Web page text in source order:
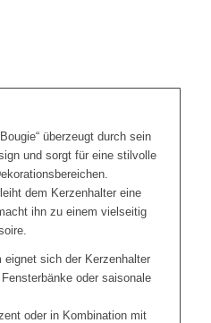
überzeugt durch sein
und sorgt für eine stilvolle
dem Kerzenhalter eine
ihn zu einem vielseitig
eignet sich der Kerzenhalter
oder saisonale
oder in Kombination mit